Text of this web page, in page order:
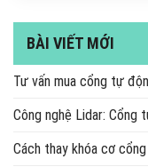
BÀI VIẾT MỚI
Tư vấn mua cổng tự
Công nghệ Lidar: Cổng
Cách thay khóa cơ